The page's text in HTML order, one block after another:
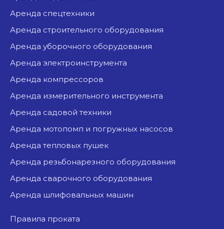
аренда спецтехники
аренда строительного оборудования
аренда уборочного оборудования
аренда электроинструмента
аренда компрессоров
аренда измерительного инструмента
аренда садовой техники
аренда мотопомп и погружных насосов
аренда тепловых пушек
аренда резьбонарезного оборудования
аренда сварочного оборудования
аренда шлифовальных машин
Правила проката